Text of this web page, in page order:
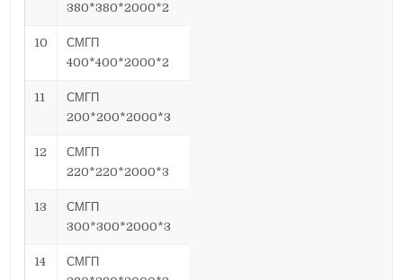
380*380*2000*2
10
СМГП
400*400*2000*2
11
СМГП
200*200*2000*3
12
СМГП
220*220*2000*3
13
СМГП
300*300*2000*3
14
СМГП